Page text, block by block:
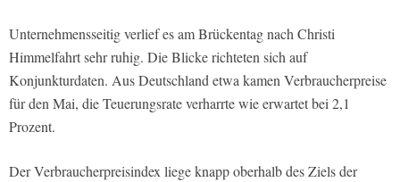
Unternehmensseitig verlief es am Brückentag nach Christi
Himmelfahrt sehr ruhig. Die Blicke richteten sich auf
Konjunkturdaten. Aus Deutschland etwa kamen Verbraucherpreise
für den Mai, die Teuerungsrate verharrte wie erwartet bei 2,1
Prozent.
Der Verbraucherpreisindex liege knapp oberhalb des Ziels der